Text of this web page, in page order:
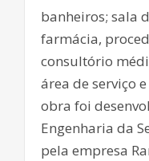
banheiros; sala
farmácia,
consultório
área de serviço
obra foi
Engenharia da
pela empresa